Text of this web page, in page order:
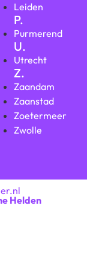
Leiden
P.
Purmerend
U.
Utrecht
Z.
Zaandam
Zaanstad
Zoetermeer
Zwolle
Helden